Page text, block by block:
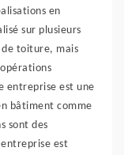
en
sur plusieurs
de toiture, mais
entreprise est une
bâtiment comme
sont des
est